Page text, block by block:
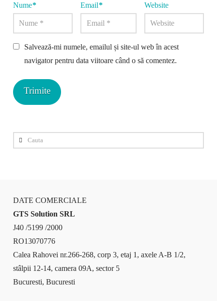
Nume* Email* Website
Salvează-mi numele, emailul și site-ul web în acest
navigator pentru data viitoare când o să comentez.
Cauta
DATE COMERCIALE
GTS Solution SRL
J40 /5199 /2000
RO13070776
Calea Rahovei nr.266-268, corp 3, etaj 1, axele A-B 1/2,
stâlpii 12-14, camera 09A, sector 5
Bucuresti, Bucuresti